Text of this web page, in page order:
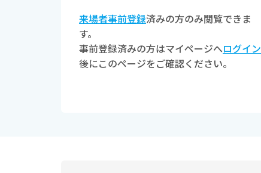
来場者事前登録済みの方のみ閲覧できま
す。
事前登録済みの方はマイページへログイン
後にこのページをご確認ください。